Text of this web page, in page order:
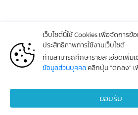
เว็บไซต์นี้ใช้ Cookies เพื่อจัดการ
ประสิทธิภาพการใช้งานเว็บไซต์
ท่านสามารถศึกษารายละเอียดเพิ่ม
ข้อมูลส่วนบุคคลคลิกปุ่ม "ตกลง"
ยอมรับ